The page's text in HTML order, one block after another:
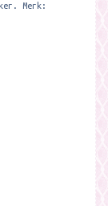
Merk: